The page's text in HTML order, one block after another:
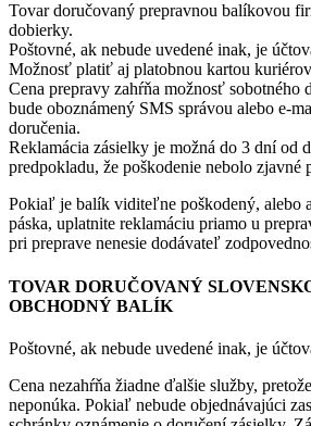
Tovar doručovaný prepravnou balíkovou
dobierky.
Poštovné, ak nebude uvedené inak, je
Možnosť platiť aj platobnou kartou
Cena prepravy zahŕňa možnosť sobotného
bude oboznámený SMS správou alebo e-
doručenia.
Reklamácia zásielky je možná do 3 dní od
predpokladu, že poškodenie nebolo zjavné
Pokiaľ je balík viditeľne poškodený, alebo
páska, uplatnite reklamáciu priamo u
pri preprave nenesie dodávateľ
TOVAR DORUČOVANÝ
OBCHODNÝ BALÍK
Poštovné, ak nebude uvedené inak, je
Cena nezahŕňa žiadne ďalšie služby,
neponúka. Pokiaľ nebude objednávajúci